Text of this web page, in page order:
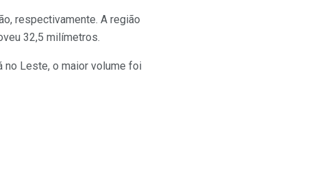
respectivamente. A região
32,5 milímetros.
no Leste, o maior volume foi